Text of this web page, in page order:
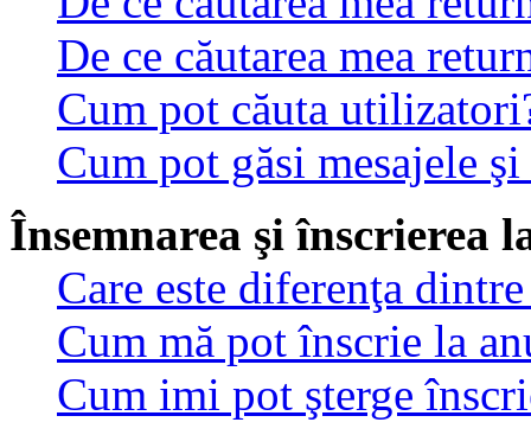
De ce căutarea mea
Cum pot căuta
Cum pot găsi mesajele
Însemnarea şi înscrierea
Care este diferenţa
Cum mă pot înscrie la
Cum imi pot şterge